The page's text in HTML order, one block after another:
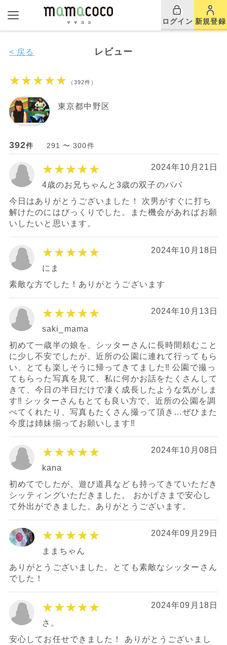
ログイン 新規登録
レビュー
< 戻る
★★★★★ （392件）
東京都中野区
392件 291 〜 300件
★★★★★ 2024年10月21日
4歳のお兄ちゃんと3歳の双子のパパ
今日はありがとうございました！ 次男がすぐに打ち
解けたのにはびっくりでした。また機会があればお願
いしたいと思います。
★★★★★ 2024年10月18日
にま
素敵な方でした！ありがとうございます
★★★★★ 2024年10月13日
saki_mama
初めて一歳半の娘を、シッターさんに長時間頼むこと
に少し不安でしたが、近所の公園に連れて行ってもら
い、とても楽しそうに帰ってきてました‼︎ 公園で撮っ
てもらった写真を見て、私に何かお話をたくさんして
きて、今日の半日だけで凄く成長したような気がしま
す‼︎ シッターさんもとても良い方で、近所の公園を調
べてくれたり、写真もたくさん撮って頂き…ぜひまた
今度は姉妹揃ってお願いします‼︎
★★★★★ 2024年10月08日
kana
初めてでしたが、遊び道具なども持ってきていただき
シッティングいただきました。 おかげさまで安心し
て外出ができました。ありがとうございます。
★★★★★ 2024年09月29日
ままちゃん
ありがとうございました。とても素敵なシッターさん
でした！
★★★★★ 2024年09月18日
さ。
安心してお任せできました！ ありがとうございまし